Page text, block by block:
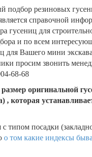
подбор резиновых
справочной
гусениц для
и по всем
для Вашего мини
просим звонить
68-68
оригинальной
, которая
с типом посадки
о том какие индексы